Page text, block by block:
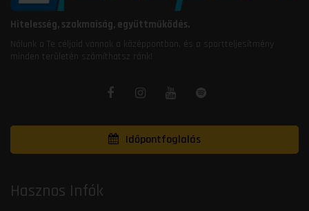
Hitelesség, szakmaiság, együttműködés.
Nálunk a Te céljaid vannak a középpontban, és a sportteljesítmény
minden területén számíthatsz ránk!
Időpontfoglalás
Hasznos Infók